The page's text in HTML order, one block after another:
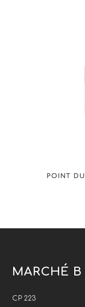
POINT
MARCHÉ B
CP 223